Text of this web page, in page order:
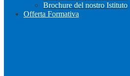
Brochure del nostro Istituto
Offerta Formativa